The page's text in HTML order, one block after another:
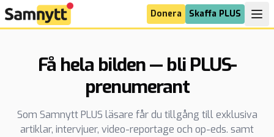
Donera Skaffa PLUS
Få hela bilden — bli PLUS-
prenumerant
Som Samnytt PLUS läsare får du tillgång till exklusiva
artiklar, intervjuer, video-reportage och op-eds. samt